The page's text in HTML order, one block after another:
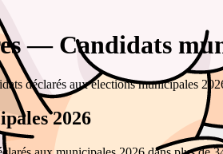
— Candidats
déclarés aux élections municipales
2026